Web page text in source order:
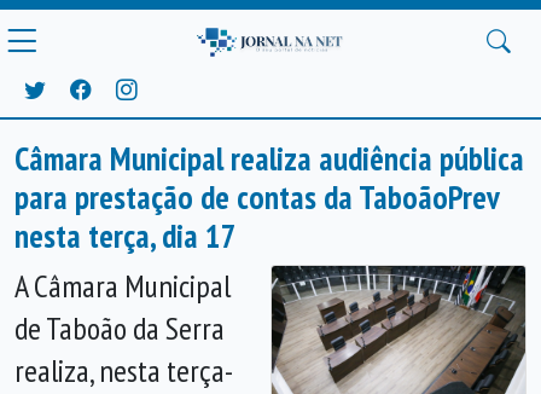
Câmara Municipal realiza audiência pública
para prestação de contas da TaboãoPrev
nesta terça, dia 17
A Câmara Municipal
de Taboão da Serra
realiza, nesta terça-